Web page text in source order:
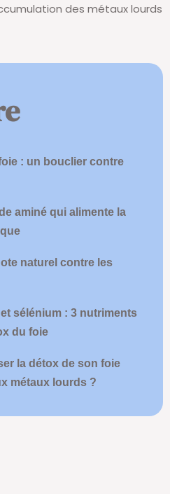
des métaux lourds
: un bouclier contre
aminé qui alimente la
naturel contre les
sélénium : 3 nutriments
du foie
la détox de son foie
métaux lourds ?